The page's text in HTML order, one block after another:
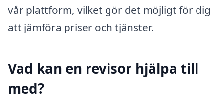
vår plattform, vilket gör det möjligt för dig
att jämföra priser och tjänster.
Vad kan en revisor hjälpa till
med?